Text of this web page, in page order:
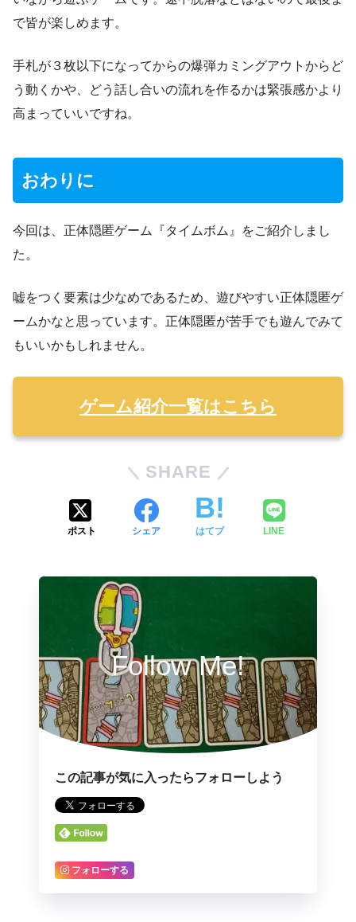
で皆が楽しめます。
手札が３枚以下になってからの爆弾カミングアウトからど
う動くかや、どう話し合いの流れを作るかは緊張感かより
高まっていいですね。
おわりに
今回は、正体隠匿ゲーム『タイムボム』をご紹介しまし
た。
嘘をつく要素は少なめであるため、遊びやすい正体隠匿ゲ
ームかなと思っています。正体隠匿が苦手でも遊んでみて
もいいかもしれません。
ゲーム紹介一覧はこちら
SHARE
ポスト シェア はてブ LINE
Follow Me!
この記事が気に入ったらフォローしよう
フォローする